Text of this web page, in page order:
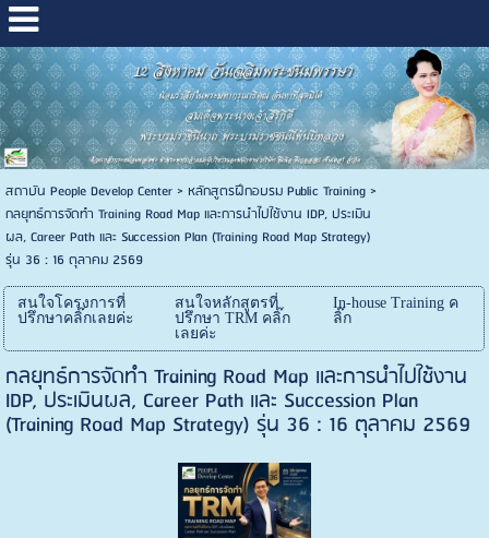
สถาบัน People Develop Center> หลักสูตรฝึกอบรม Public Training>
กลยุทธ์การจัดทำ Training Road Map และการนำไปใช้งาน IDP, ประเมิน
ผล, Career Path และ Succession Plan (Training Road Map Strategy)
รุ่น 36 : 16 ตุลาคม 2569
สนใจโครงการที่
ปรึกษาคลิ๊กเลยค่ะ
สนใจหลักสูตรที่
ปรึกษา TRM คลิ๊ก
เลยค่ะ
In-house Training ค
ลิ๊ก
กลยุทธ์การจัดทำ Training Road Map และการนำไปใช้งาน
IDP, ประเมินผล, Career Path และ Succession Plan
(Training Road Map Strategy) รุ่น 36 : 16 ตุลาคม 2569